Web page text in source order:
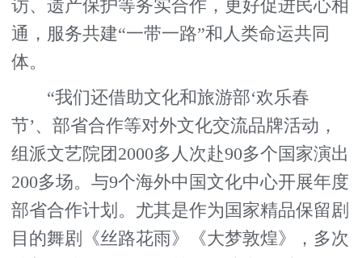
访、遗产保护等务实合作，更好促进民心相
通，服务共建“一带一路”和人类命运共同
体。
“我们还借助文化和旅游部‘欢乐春
节’、部省合作等对外文化交流品牌活动，
组派文艺院团2000多人次赴90多个国家演出
200多场。与9个海外中国文化中心开展年度
部省合作计划。尤其是作为国家精品保留剧
目的舞剧《丝路花雨》《大梦敦煌》，多次